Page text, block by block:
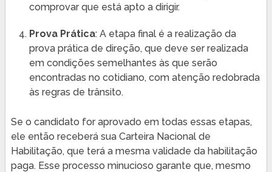
comprovar que está apto a dirigir.
Prova Prática: A etapa final é a realização da
prova prática de direção, que deve ser realizada
em condições semelhantes às que serão
encontradas no cotidiano, com atenção redobrada
às regras de trânsito.
Se o candidato for aprovado em todas essas etapas,
ele então receberá sua Carteira Nacional de
Habilitação, que terá a mesma validade da habilitação
paga. Esse processo minucioso garante que, mesmo